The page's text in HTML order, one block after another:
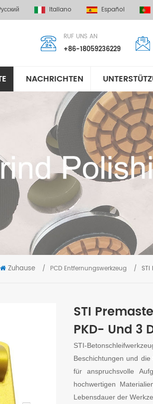
Italiano Español
RUF UNS AN
+86-18059236229
NACHRICHTEN
Zuhause / PCD Entfernungswerkzeug /
STI
PKD- Und 3
STI-
Beschichtungen und
für anspruchsvolle
hochwertigen
Lebensdauer der